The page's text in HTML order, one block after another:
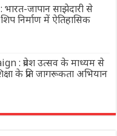
जापान साझेदारी से
निर्माण में ऐतिहासिक
: प्रवेश उत्सव के माध्यम से
के प्रति जागरूकता अभियान